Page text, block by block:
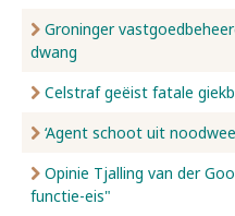
Groninger
dwang
Celstraf geëist fatale
‘Agent schoot uit
Opinie Tjalling van der
functie-eis"